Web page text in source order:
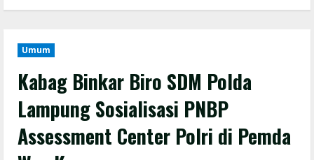
Umum
Kabag Binkar Biro SDM Polda
Lampung Sosialisasi PNBP
Assessment Center Polri di Pemda